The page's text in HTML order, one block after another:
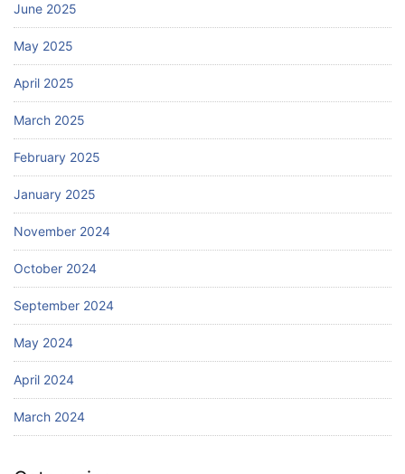
June 2025
May 2025
April 2025
March 2025
February 2025
January 2025
November 2024
October 2024
September 2024
May 2024
April 2024
March 2024